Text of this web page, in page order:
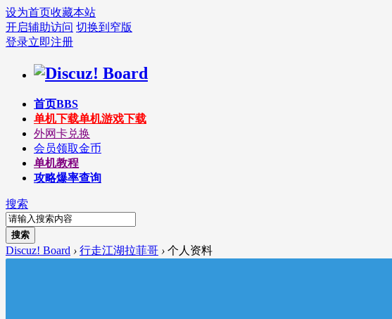
设为首页收藏本站
开启辅助访问 切换到窄版
登录立即注册
首页BBS
单机下载单机游戏下载
外网卡兑换
会员领取金币
单机教程
攻略爆率查询
搜索
搜索
Discuz! Board › 行走江湖拉菲哥 › 个人资料